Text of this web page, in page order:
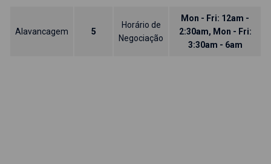
Alavancagem 5
Horário de
Negociação
Mon - Fri: 12am -
2:30am, Mon - Fri:
3:30am - 6am